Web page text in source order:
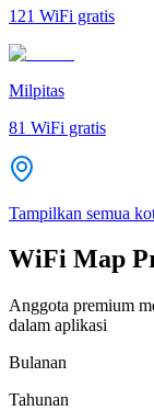
121 WiFi gratis
Milpitas
81 WiFi gratis
Tampilkan semua
WiFi Map
Anggota premium
dalam aplikasi
Bulanan
Tahunan